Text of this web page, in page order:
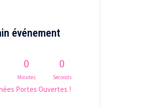
événement
0
Minutes
0
Seconds
Portes Ouvertes !